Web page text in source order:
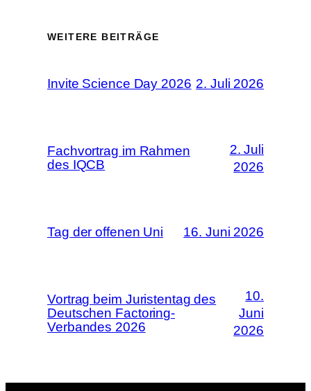
WEITERE BEITRÄGE
Invite Science Day 2026 2. Juli 2026
Fachvortrag im Rahmen
des IQCB
2. Juli
2026
Tag der offenen Uni 16. Juni 2026
Vortrag beim Juristentag des
Deutschen Factoring-
Verbandes 2026
10.
Juni
2026